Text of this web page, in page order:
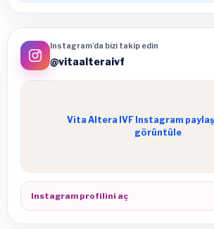
Instagram’da bizi takip edin
@vitaalteraivf
Vita Altera IVF Instagram
görüntüle
Instagram profilini aç